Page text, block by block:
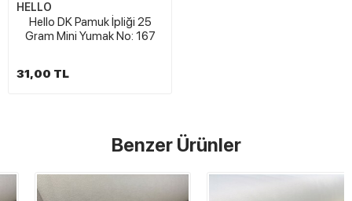
HELLO
Hello DK Pamuk İpliği 25
Gram Mini Yumak No: 167
31,00 TL
Benzer Ürünler